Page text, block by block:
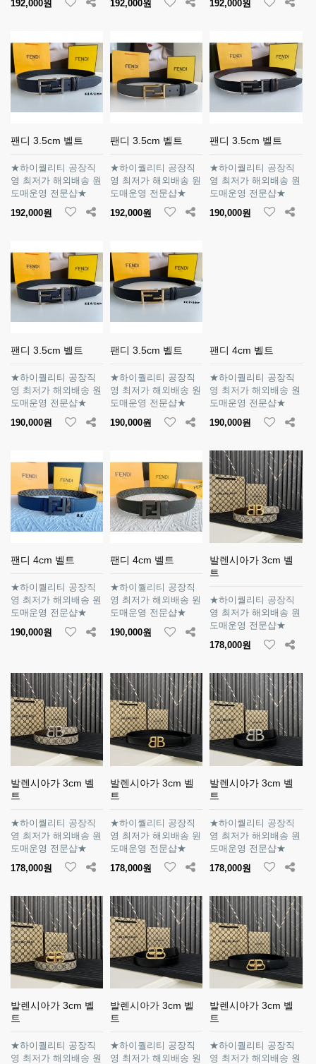
192,000원 192,000원 192,000원
팬디 3.5cm 벨트
★하이퀄리티 공장직
영 최저가 해외배송 원
도매운영 전문샵★
192,000원
팬디 3.5cm 벨트
★하이퀄리티 공장직
영 최저가 해외배송 원
도매운영 전문샵★
192,000원
팬디 3.5cm 벨트
★하이퀄리티 공장직
영 최저가 해외배송 원
도매운영 전문샵★
190,000원
팬디 3.5cm 벨트
★하이퀄리티 공장직
영 최저가 해외배송 원
도매운영 전문샵★
190,000원
팬디 3.5cm 벨트
★하이퀄리티 공장직
영 최저가 해외배송 원
도매운영 전문샵★
190,000원
팬디 4cm 벨트
★하이퀄리티 공장직
영 최저가 해외배송 원
도매운영 전문샵★
190,000원
팬디 4cm 벨트
★하이퀄리티 공장직
영 최저가 해외배송 원
도매운영 전문샵★
190,000원
팬디 4cm 벨트
★하이퀄리티 공장직
영 최저가 해외배송 원
도매운영 전문샵★
190,000원
발렌시아가 3cm 벨
트
★하이퀄리티 공장직
영 최저가 해외배송 원
도매운영 전문샵★
178,000원
발렌시아가 3cm 벨
트
★하이퀄리티 공장직
영 최저가 해외배송 원
도매운영 전문샵★
178,000원
발렌시아가 3cm 벨
트
★하이퀄리티 공장직
영 최저가 해외배송 원
도매운영 전문샵★
178,000원
발렌시아가 3cm 벨
트
★하이퀄리티 공장직
영 최저가 해외배송 원
도매운영 전문샵★
178,000원
발렌시아가 3cm 벨
트
★하이퀄리티 공장직
영 최저가 해외배송 원
발렌시아가 3cm 벨
트
★하이퀄리티 공장직
영 최저가 해외배송 원
발렌시아가 3cm 벨
트
★하이퀄리티 공장직
영 최저가 해외배송 원